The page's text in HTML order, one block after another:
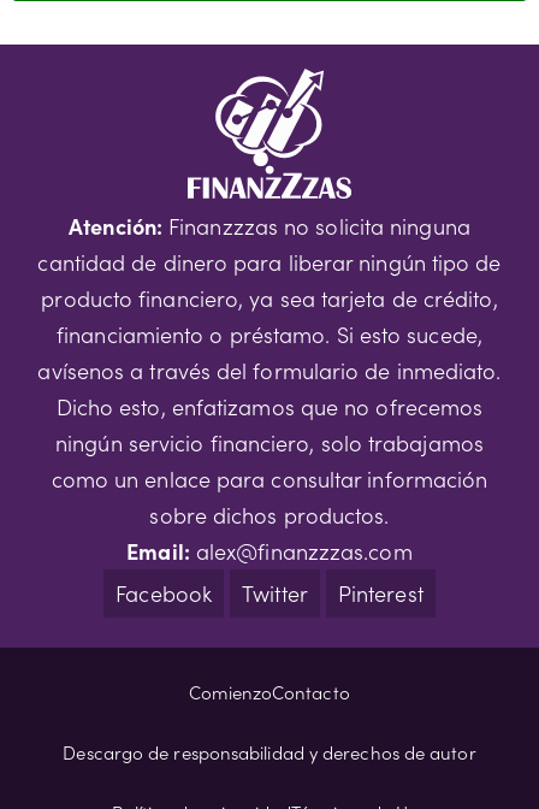
Atención: Finanzzzas no solicita ninguna
cantidad de dinero para liberar ningún tipo de
producto financiero, ya sea tarjeta de crédito,
financiamiento o préstamo. Si esto sucede,
avísenos a través del formulario de inmediato.
Dicho esto, enfatizamos que no ofrecemos
ningún servicio financiero, solo trabajamos
como un enlace para consultar información
sobre dichos productos.
Email: alex@finanzzzas.com
Facebook
Twitter Pinterest
ComienzoContacto
Descargo de responsabilidad y derechos de autor